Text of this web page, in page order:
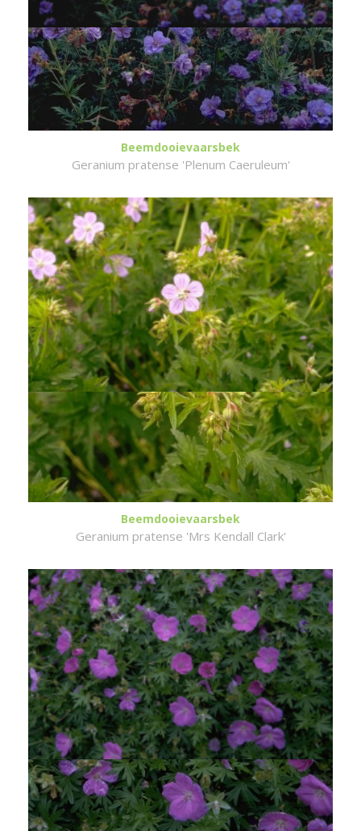
Beemdooievaarsbek
Geranium pratense 'Plenum Caeruleum'
Beemdooievaarsbek
Geranium pratense 'Mrs Kendall Clark'